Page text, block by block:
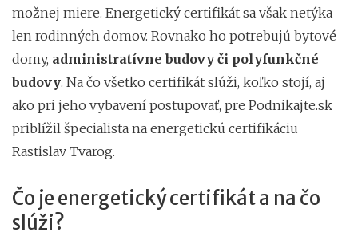
možnej miere. Energetický certifikát sa však netýka
len rodinných domov. Rovnako ho potrebujú bytové
domy, administratívne budovy či polyfunkčné
budovy. Na čo všetko certifikát slúži, koľko stojí, aj
ako pri jeho vybavení postupovať, pre Podnikajte.sk
priblížil špecialista na energetickú certifikáciu
Rastislav Tvarog.
Čo je energetický certifikát a na čo
slúži?